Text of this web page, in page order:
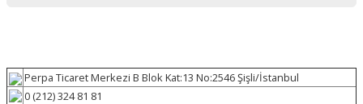
Perpa Ticaret Merkezi B Blok Kat:13 No:2546 Şişli/İstanbul
0 (212) 324 81 81